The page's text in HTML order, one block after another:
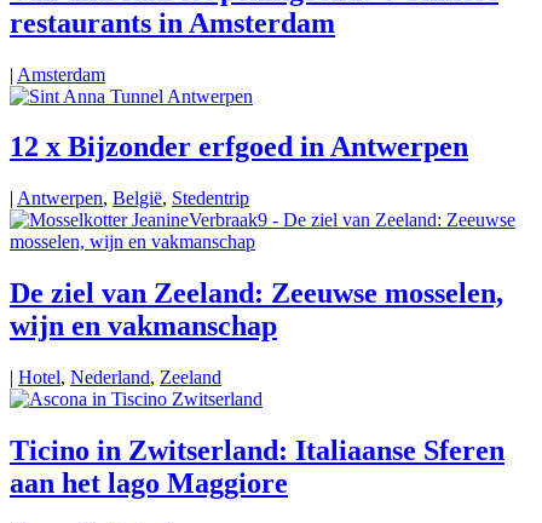
restaurants in Amsterdam
| Amsterdam
12 x Bijzonder erfgoed in Antwerpen
| Antwerpen, België, Stedentrip
De ziel van Zeeland: Zeeuwse mosselen,
wijn en vakmanschap
| Hotel, Nederland, Zeeland
Ticino in Zwitserland: Italiaanse Sferen
aan het lago Maggiore